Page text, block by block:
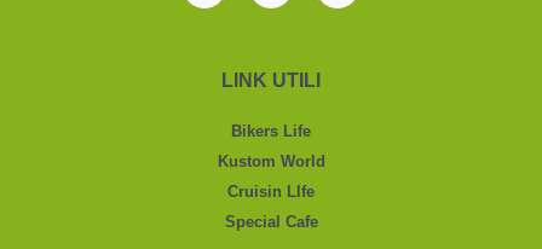
LINK UTILI
Bikers Life
Kustom World
Cruisin LIfe
Special Cafe